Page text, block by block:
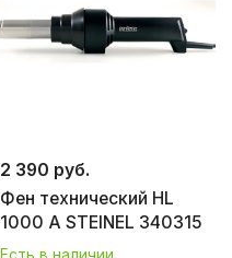
2 390 руб.
Фен технический HL
1000 A STEINEL 340315